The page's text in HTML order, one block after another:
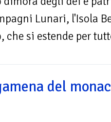
Lunari, l'Isola
che si estende per
del